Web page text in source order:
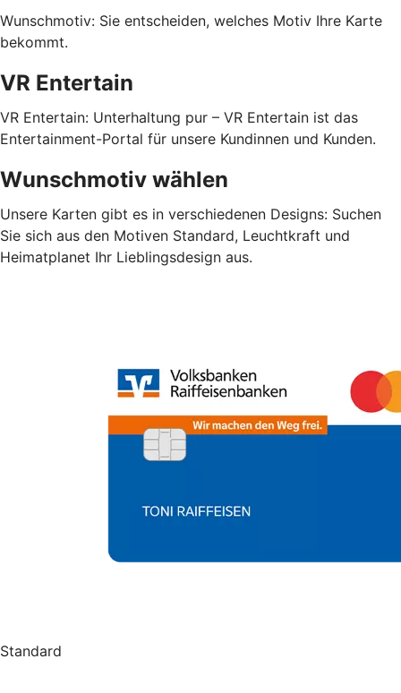
Wunschmotiv: Sie entscheiden, welches Motiv Ihre Karte
bekommt.
VR Entertain
VR Entertain: Unterhaltung pur – VR Entertain ist das
Entertainment-Portal für unsere Kundinnen und Kunden.
Wunschmotiv wählen
Unsere Karten gibt es in verschiedenen Designs: Suchen
Sie sich aus den Motiven Standard, Leuchtkraft und
Heimatplanet Ihr Lieblingsdesign aus.
Standard